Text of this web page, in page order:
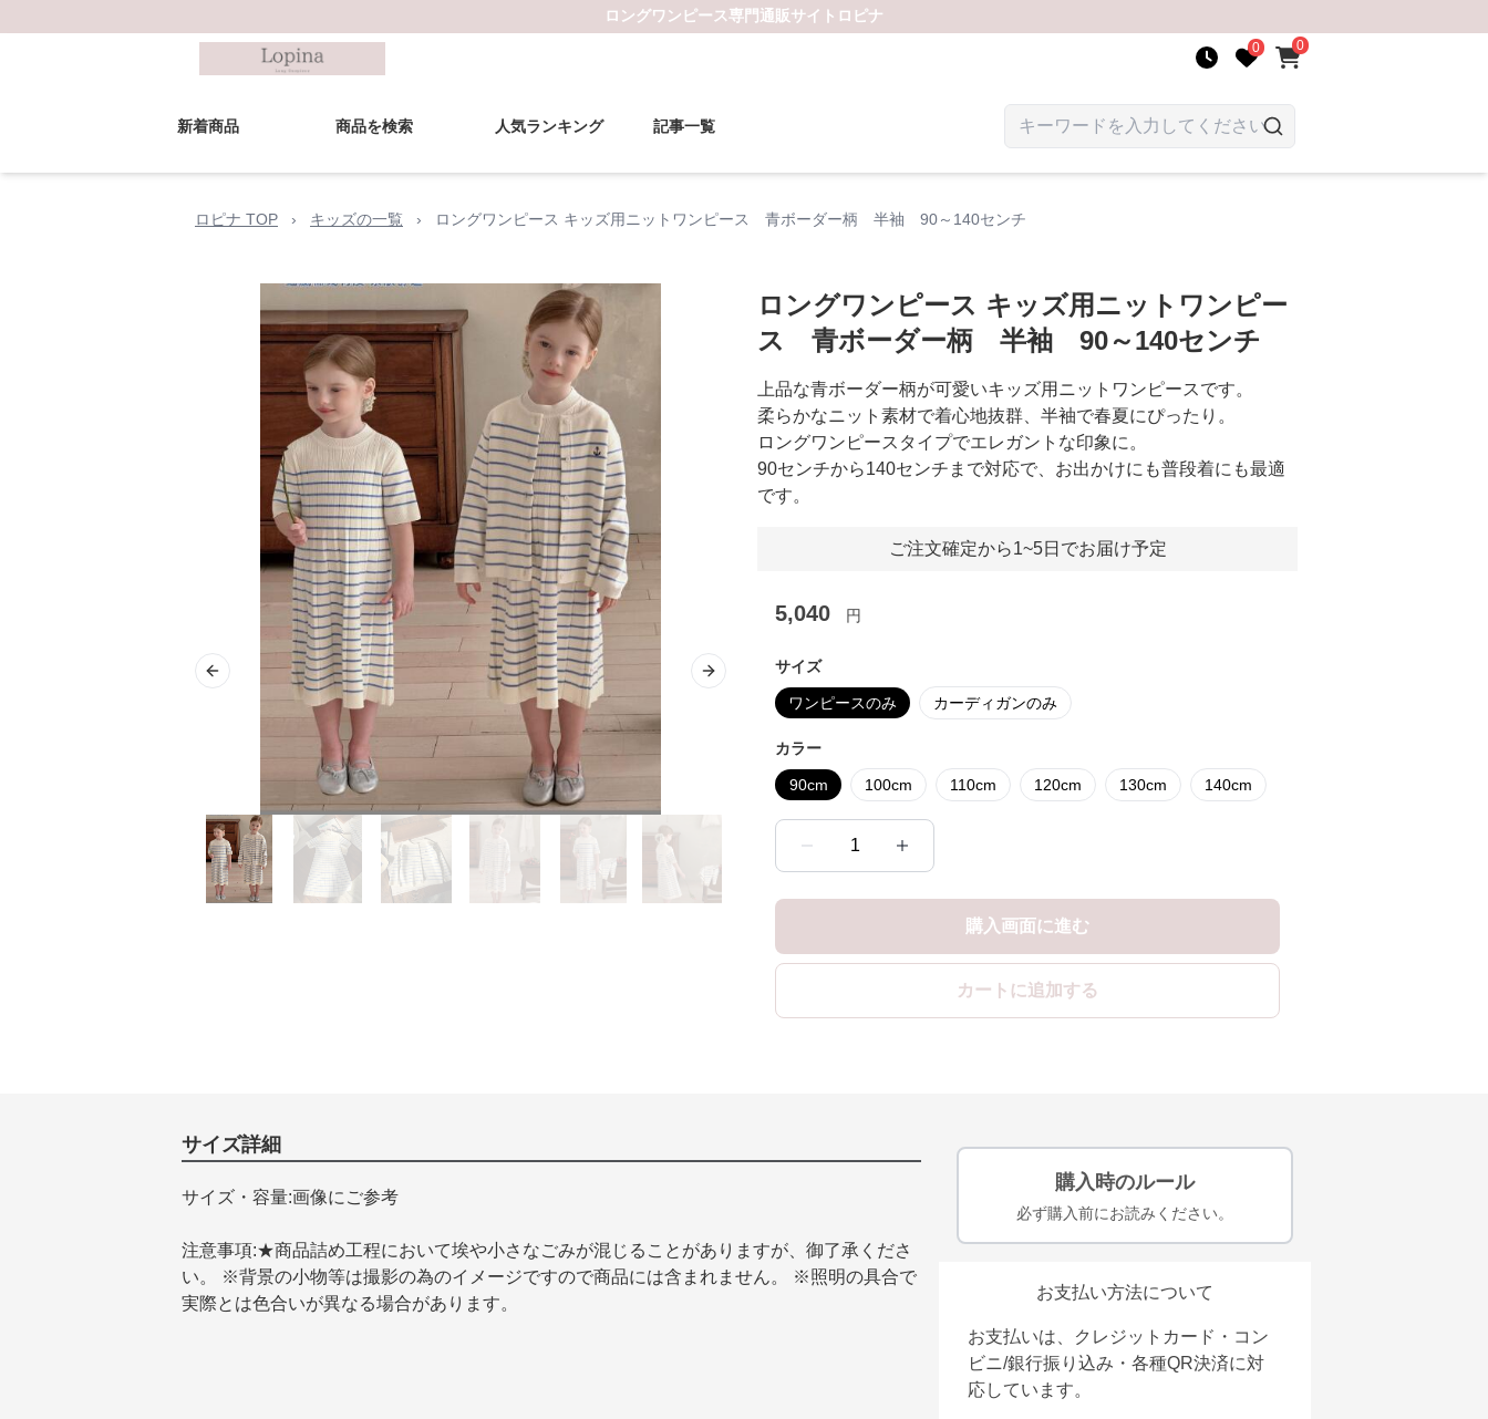
ロングワンピース専門通販サイト ロピナ
0 0
新着商品 商品を検索 人気ランキング 記事一覧
ロピナ TOP › キッズの一覧 › ロングワンピース キッズ用ニットワンピース 青ボーダー柄 半袖 90～140センチ
Previous slide Next slide
ロングワンピース キッズ用ニットワンピー
ス 青ボーダー柄 半袖 90～140センチ
上品な青ボーダー柄が可愛いキッズ用ニットワンピースです。
柔らかなニット素材で着心地抜群、半袖で春夏にぴったり。
ロングワンピースタイプでエレガントな印象に。
90センチから140センチまで対応で、お出かけにも普段着にも最適
です。
ご注文確定から1~5日でお届け予定
5,040 円
サイズ
ワンピースのみ カーディガンのみ
カラー
90cm 100cm 110cm 120cm 130cm 140cm
1
購入画面に進む
カートに追加する
サイズ詳細
サイズ・容量:画像にご参考
注意事項:★商品詰め工程において埃や小さなごみが混じることがありますが、御了承くださ
い。 ※背景の小物等は撮影の為のイメージですので商品には含まれません。 ※照明の具合で
実際とは色合いが異なる場合があります。
購入時のルール
必ず購入前にお読みください。
お支払い方法について
お支払いは、クレジットカード・コン
ビニ/銀行振り込み・各種QR決済に対
応しています。